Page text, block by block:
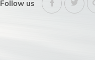
Follow us